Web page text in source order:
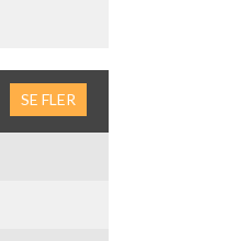
SE FLER